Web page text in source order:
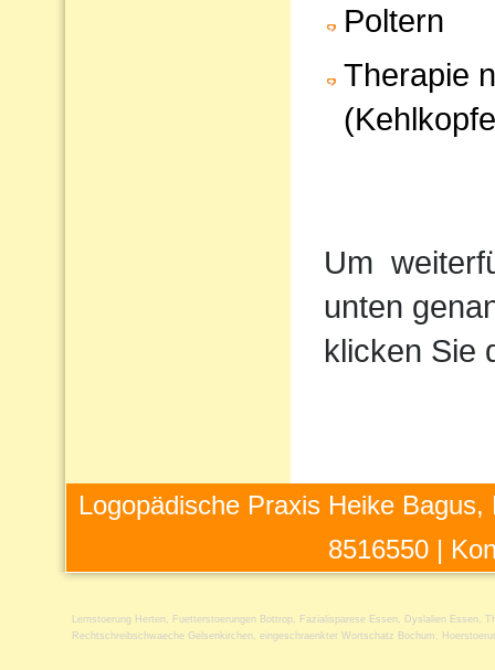
Poltern
Therapie
Um
unten
klicken Sie
Logopädische Praxis Heike
8516550 |
Lernstoerung Herten Fuetterstoerungen Bottrop Fazialisparese Essen Dyslalien Essen
Rechtschreibschwaeche Gelsenkirchen
eingeschraenkter Wortschatz Bochum